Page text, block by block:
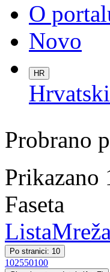
O
Novo
HR
Probrano
Prikazano
Faseta
ListaMreža
Po stranici: 10
102550100